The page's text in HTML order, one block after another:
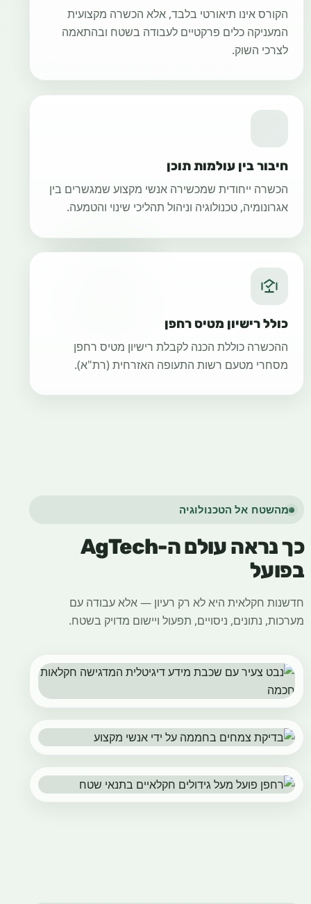
הקורס אינו תיאורטי בלבד, אלא הכשרה מקצועית
המעניקה כלים פרקטיים לעבודה בשטח ובהתאמה
לצרכי השוק.
חיבור בין עולמות תוכן
הכשרה ייחודית שמכשירה אנשי מקצוע שמגשרים בין
אגרונומיה, טכנולוגיה וניהול תהליכי שינוי והטמעה.
כולל רישיון מטיס רחפן
ההכשרה כוללת הכנה לקבלת רישיון מטיס רחפן
מסחרי מטעם רשות התעופה האזרחית (רת"א).
מהשטח אל הטכנולוגיה
כך נראה עולם ה-AgTech
בפועל
חדשנות חקלאית היא לא רק רעיון — אלא עבודה עם
מערכות, נתונים, ניסויים, תפעול ויישום מדויק בשטח.